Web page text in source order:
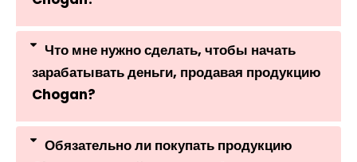
Что мне нужно сделать, чтобы начать
зарабатывать деньги, продавая продукцию
Chogan?
Обязательно ли покупать продукцию